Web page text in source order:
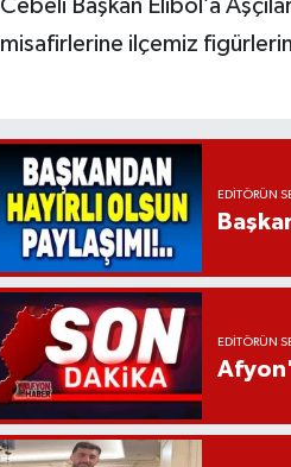
Cebeli Başkan Elibol’a
misafirlerine ilçemiz
EDITÖRÜN
EDITÖRÜN